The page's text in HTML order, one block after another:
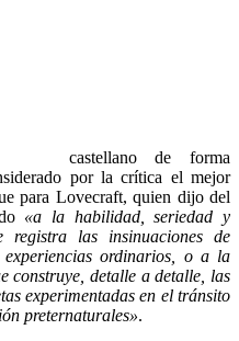
castellano de forma
por la crítica el mejor
para Lovecraft, quien dijo del
«a la habilidad, seriedad y
las insinuaciones de
ordinarios, o a la
construye, detalle a detalle, las
experimentadas en el tránsito
preternaturales».